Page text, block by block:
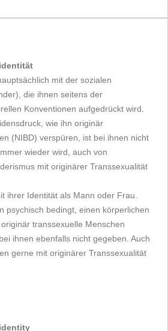
mit der sozialen
die ihnen seitens der
Konventionen aufgedrückt wird.
wie ihn originär
(NIBD) verspüren, ist bei ihnen nicht
wieder wird, auch von
mit originärer Transsexualität
ihrer Identität als Mann oder Frau.
psychisch bedingt, einen körperlichen
transsexuelle Menschen
ihnen ebenfalls nicht gegeben. Auch
gerne mit originärer Transsexualität